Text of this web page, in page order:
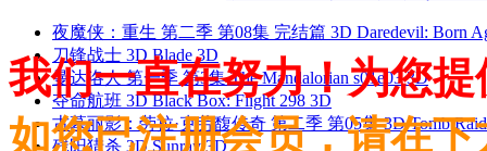
夜魔侠：重生 第二季 第08集 完结篇 3D Daredevil: Born
刀锋战士 3D Blade 3D
曼达洛人 第一季 第3集 The Mandalorian s01e03 3D
夺命航班 3D Black Box: Flight 298 3D
古墓丽影：劳拉·克劳馥传奇 第二季 第05集 3D Tomb
残阳猎杀 3D Sunray 3D
我们一直在努力！为您
如您已注册会员，请在